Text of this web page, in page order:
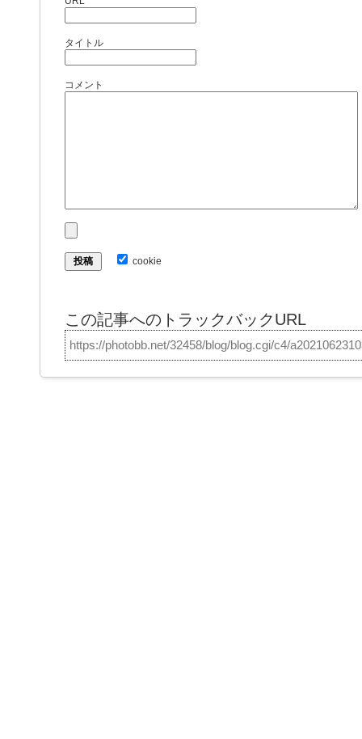
タイトル
コメント
cookie
この記事へのトラックバックURL
https://photobb.net/32458/blog/blog.cgi/c4/